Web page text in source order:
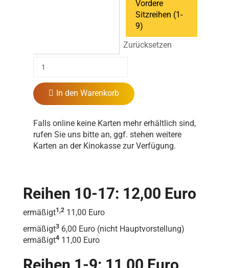
Vordere
Sitzreihen (1-
9)
Zurücksetzen
In den Warenkorb
Falls online keine Karten mehr erhältlich sind,
rufen Sie uns bitte an, ggf. stehen weitere
Karten an der Kinokasse zur Verfügung.
Reihen 10-17: 12,00 Euro
ermäßigt1,2 11,00 Euro
ermäßigt3 6,00 Euro (nicht Hauptvorstellung)
ermäßigt4 11,00 Euro